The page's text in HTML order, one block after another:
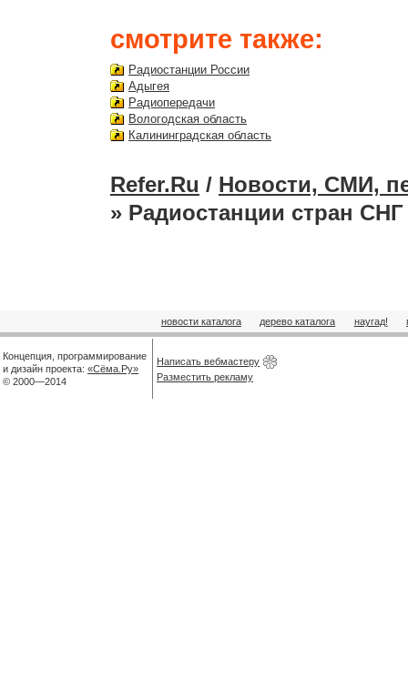
смотрите также:
Радиостанции России
Адыгея
Радиопередачи
Вологодская область
Калининградская область
Refer.Ru / Новости, СМИ,
» Радиостанции стран СНГ
новости каталога дерево каталога наугад!
Концепция, программирование
и дизайн проекта: «Сёма.Ру»
© 2000—2014
Написать вебмастеру
Разместить рекламу